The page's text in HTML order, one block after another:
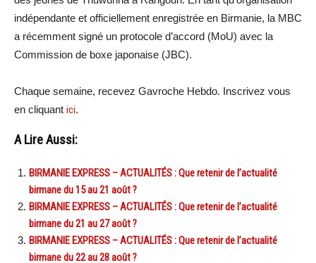
indépendante et officiellement enregistrée en Birmanie, la MBC
a récemment signé un protocole d’accord (MoU) avec la
Commission de boxe japonaise (JBC).
Chaque semaine, recevez Gavroche Hebdo. Inscrivez vous
en cliquant ici.
A Lire Aussi:
BIRMANIE EXPRESS – ACTUALITÉS : Que retenir de l’actualité
birmane du 15 au 21 août ?
BIRMANIE EXPRESS – ACTUALITÉS : Que retenir de l’actualité
birmane du 21 au 27 août ?
BIRMANIE EXPRESS – ACTUALITÉS : Que retenir de l’actualité
birmane du 22 au 28 août ?